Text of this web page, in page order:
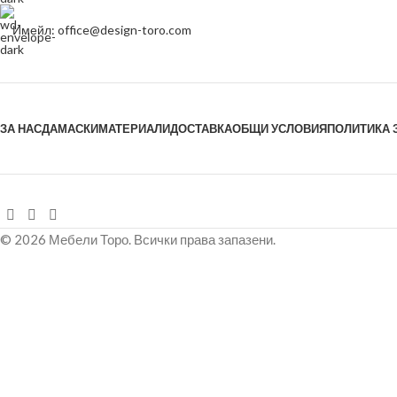
Имейл: office@design-toro.com
ЗА НАСДАМАСКИМАТЕРИАЛИДОСТАВКАОБЩИ УСЛОВИЯПОЛИТИКА
© 2026 Мебели Торо. Всички права запазени.